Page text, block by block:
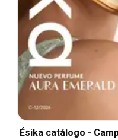
Ésika catálogo -